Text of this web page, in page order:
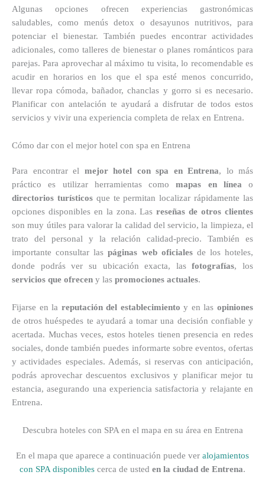
Algunas opciones ofrecen experiencias gastronómicas
saludables, como menús detox o desayunos nutritivos, para
potenciar el bienestar. También puedes encontrar actividades
adicionales, como talleres de bienestar o planes románticos para
parejas. Para aprovechar al máximo tu visita, lo recomendable es
acudir en horarios en los que el spa esté menos concurrido,
llevar ropa cómoda, bañador, chanclas y gorro si es necesario.
Planificar con antelación te ayudará a disfrutar de todos estos
servicios y vivir una experiencia completa de relax en Entrena.
Cómo dar con el mejor hotel con spa en Entrena
Para encontrar el mejor hotel con spa en Entrena, lo más
práctico es utilizar herramientas comomapas en línea o
directorios turísticosque te permitan localizar rápidamente las
opciones disponibles en la zona. Lasreseñas de otros clientes
son muy útiles para valorar la calidad del servicio, la limpieza, el
trato del personal y la relación calidad-precio. También es
importante consultar laspáginas web oficialesde los hoteles,
donde podrás ver su ubicación exacta, lasfotografías, los
servicios que ofrecen y las promociones actuales.
Fijarse en la reputación del establecimiento y en lasopiniones
de otros huéspedes te ayudará a tomar una decisión confiable y
acertada. Muchas veces, estos hoteles tienen presencia en redes
sociales, donde también puedes informarte sobre eventos, ofertas
y actividades especiales. Además, si reservas con anticipación,
podrás aprovechar descuentos exclusivos y planificar mejor tu
estancia, asegurando una experiencia satisfactoria y relajante en
Entrena.
Descubra hoteles con SPA en el mapa en su área en Entrena
En el mapa que aparece a continuación puede ver alojamientos
con SPA disponibles cerca de usted en la ciudad de Entrena.